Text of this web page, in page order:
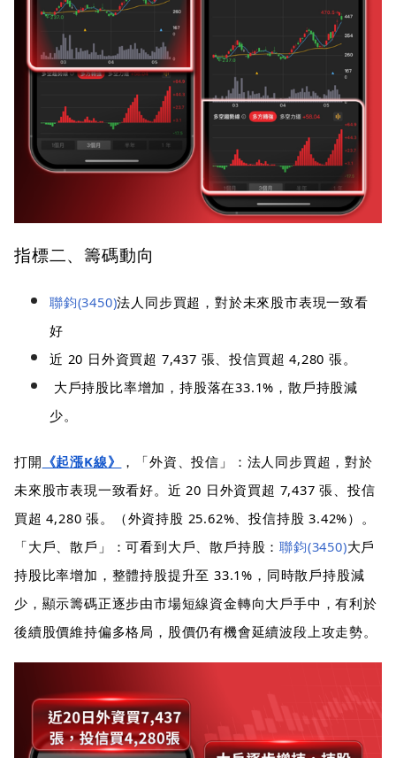
指標二、籌碼動向
聯鈞(3450)法人同步買超，對於未來股市表現一致看
好
近 20 日外資買超 7,437 張、投信買超 4,280 張。
大戶持股比率增加，持股落在33.1%，散戶持股減
少。
打開 《起漲K線》
，「外資、投信」：法人同步買超，對於
未來股市表現一致看好。近 20 日外資買超 7,437 張、投信
買超 4,280 張。（外資持股 25.62%、投信持股 3.42%）。
「大戶、散戶」：可看到大戶、散戶持股：聯鈞(3450)大戶
持股比率增加，整體持股提升至 33.1%，同時散戶持股減
少，顯示籌碼正逐步由市場短線資金轉向大戶手中，有利於
後續股價維持偏多格局，股價仍有機會延續波段上攻走勢。